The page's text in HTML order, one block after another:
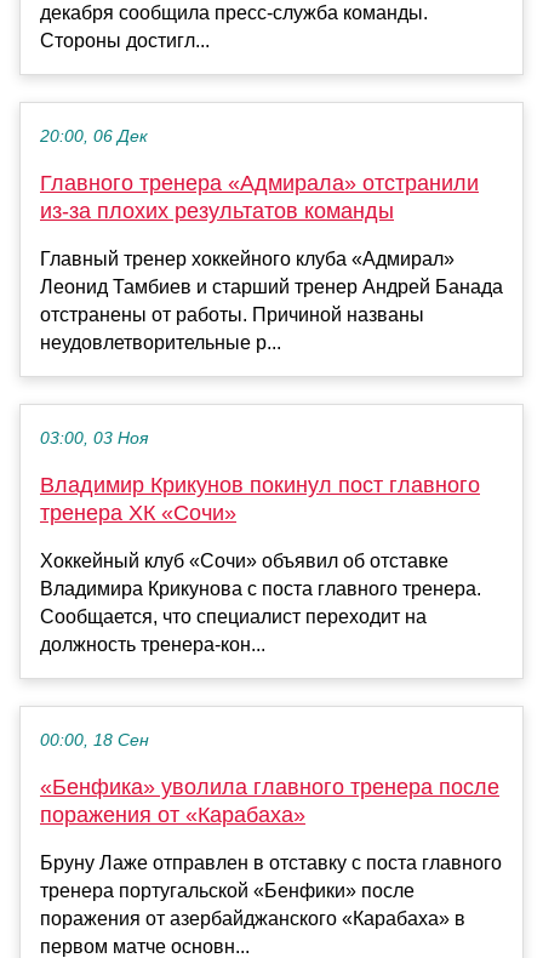
декабря сообщила пресс-служба команды.
Стороны достигл...
20:00, 06 Дек
Главного тренера «Адмирала» отстранили
из-за плохих результатов команды
Главный тренер хоккейного клуба «Адмирал»
Леонид Тамбиев и старший тренер Андрей Банада
отстранены от работы. Причиной названы
неудовлетворительные р...
03:00, 03 Ноя
Владимир Крикунов покинул пост главного
тренера ХК «Сочи»
Хоккейный клуб «Сочи» объявил об отставке
Владимира Крикунова с поста главного тренера.
Сообщается, что специалист переходит на
должность тренера-кон...
00:00, 18 Сен
«Бенфика» уволила главного тренера после
поражения от «Карабаха»
Бруну Лаже отправлен в отставку с поста главного
тренера португальской «Бенфики» после
поражения от азербайджанского «Карабаха» в
первом матче основн...